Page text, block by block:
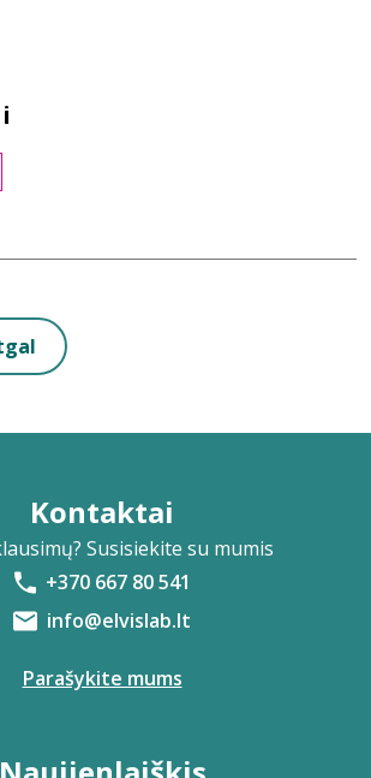
Kontaktai
Susisiekite su mumis
+370 667 80 541
info@elvislab.lt
Parašykite mums